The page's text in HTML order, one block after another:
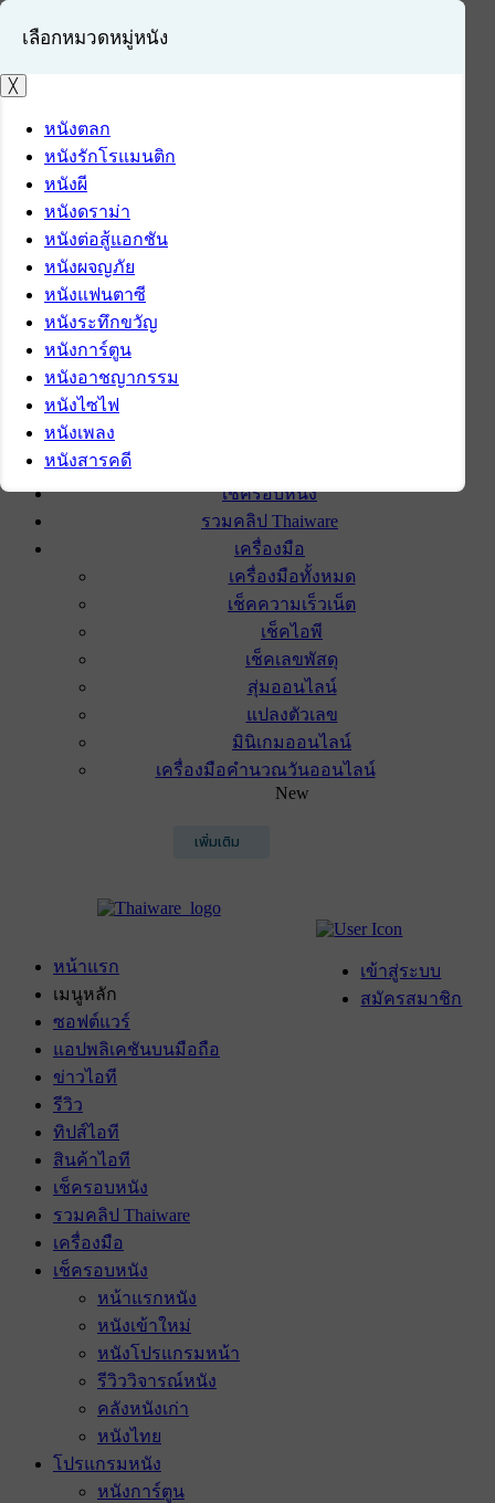
เข้าสู่ระบบ
สมัครสมาชิก
เช็ครอบหนัง
รวมคลิป Thaiware
เครื่องมือ
เครื่องมือทั้งหมด
เช็คความเร็วเน็ต
เช็คไอพี
เช็คเลขพัสดุ
สุ่มออนไลน์
แปลงตัวเลข
มินิเกมออนไลน์
เครื่องมือคำนวณวันออนไลน์
New
เพิ่มเติม
เข้าสู่ระบบ
สมัครสมาชิก
หน้าแรก
เมนูหลัก
ซอฟต์แวร์
แอปพลิเคชันบนมือถือ
ข่าวไอที
รีวิว
ทิปส์ไอที
สินค้าไอที
เช็ครอบหนัง
รวมคลิป Thaiware
เครื่องมือ
เช็ครอบหนัง
หน้าแรกหนัง
หนังเข้าใหม่
หนังโปรแกรมหน้า
รีวิววิจารณ์หนัง
คลังหนังเก่า
หนังไทย
โปรแกรมหนัง
หนังการ์ตูน
เลือกหมวดหมู่หนัง
╳
หนังตลก
หนังรักโรแมนติก
หนังผี
หนังดราม่า
หนังต่อสู้แอกชัน
หนังผจญภัย
หนังแฟนตาซี
หนังระทึกขวัญ
หนังการ์ตูน
หนังอาชญากรรม
หนังไซไฟ
หนังเพลง
หนังสารคดี